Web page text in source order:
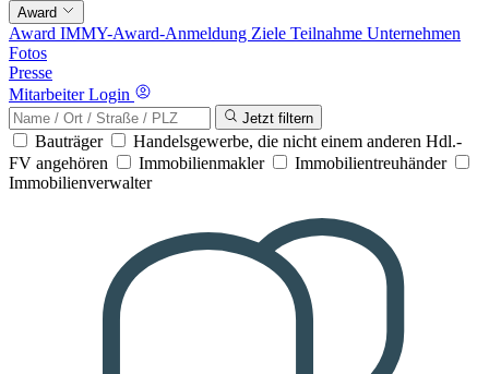
Award
Award IMMY-Award-Anmeldung Ziele Teilnahme Unternehmen
Fotos
Presse
Mitarbeiter Login
Jetzt filtern
Bauträger
Handelsgewerbe, die nicht einem anderen Hdl.-
FV angehören
Immobilienmakler
Immobilientreuhänder
Immobilienverwalter